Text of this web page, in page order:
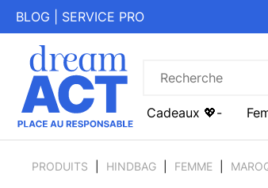
BLOG SERVICE PRO
Cadeaux 💖
PRODUITS HINDBAG FEMME